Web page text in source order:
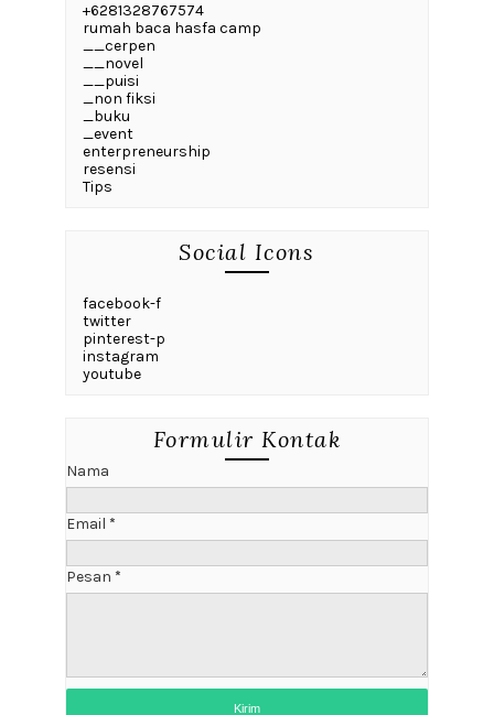
+6281328767574
rumah baca hasfa camp
__cerpen
__novel
__puisi
_non fiksi
_buku
_event
enterpreneurship
resensi
Tips
Social Icons
facebook-f
twitter
pinterest-p
instagram
youtube
Formulir Kontak
Nama
Email *
Pesan *